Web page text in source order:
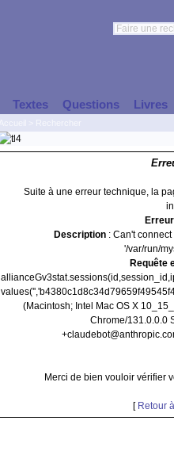
Textes Questions Livres
Suite à une erreur technique, la
Description: Can't connect
'/var/run/
Requête
(Macintosh; Intel Mac OS X
Chrome/131.0.0.0
Merci de bien vouloir vérifier
[ Retour